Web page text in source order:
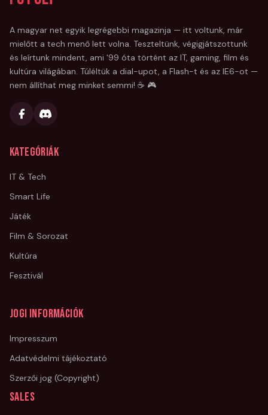
A magyar net egyik legrégebbi magazinja — itt voltunk, már
mielőtt a tech menő lett volna. Teszteltünk, végigjátszottunk
és leírtunk mindent, ami '99 óta történt az IT, gaming, film és
kultúra világában. Túléltük a dial-upot, a Flash-t és az IE6-ot —
nem állíthat meg minket semmi! ☕ 🎮
Kategóriák
IT & Tech
Smart Life
Játék
Film & Sorozat
Kultúra
Fesztivál
Jogi információk
Impresszum
Adatvédelmi tájékoztató
Szerzői jog (Copyright)
Sales